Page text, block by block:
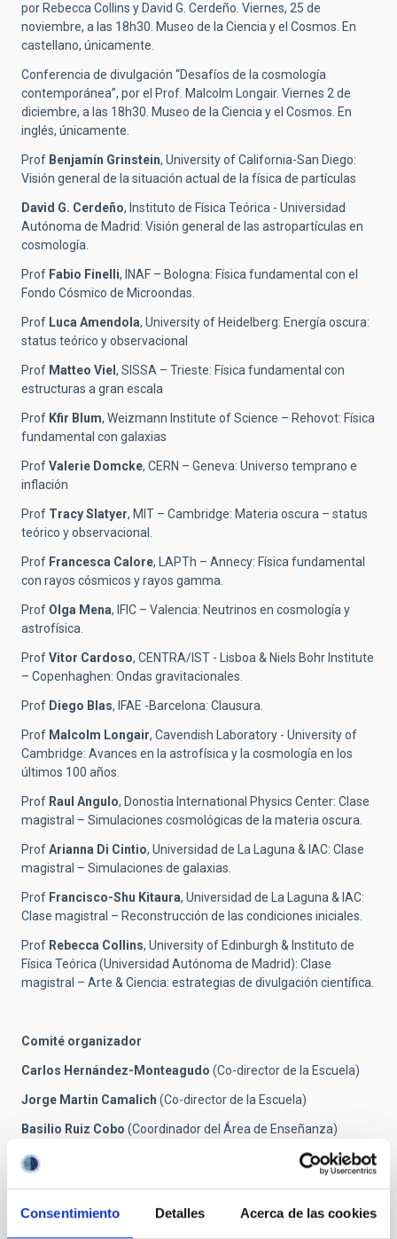
Consentimiento Detalles Acerca de las cookies
por Rebecca Collins y David G. Cerdeño. Viernes, 25 de
noviembre, a las 18h30. Museo de la Ciencia y el Cosmos. En
castellano, únicamente.
Conferencia de divulgación “Desafíos de la cosmología
contemporánea”, por el Prof. Malcolm Longair. Viernes 2 de
diciembre, a las 18h30. Museo de la Ciencia y el Cosmos. En
inglés, únicamente.
Prof Benjamín Grinstein, University of California-San Diego:
Visión general de la situación actual de la física de partículas
David G. Cerdeño, Instituto de Física Teórica - Universidad
Autónoma de Madrid: Visión general de las astropartículas en
cosmología.
Prof Fabio Finelli, INAF – Bologna: Física fundamental con el
Fondo Cósmico de Microondas.
Prof Luca Amendola, University of Heidelberg: Energía oscura:
status teórico y observacional
Prof Matteo Viel , SISSA – Trieste: Física fundamental con
estructuras a gran escala
Prof Kfir Blum, Weizmann Institute of Science – Rehovot: Física
fundamental con galaxias
ProfValerie Domcke, CERN – Geneva: Universo temprano e
inflación
Prof Tracy Slatyer, MIT – Cambridge: Materia oscura – status
teórico y observacional.
Prof Francesca Calore, LAPTh – Annecy: Física fundamental
con rayos cósmicos y rayos gamma.
Prof Olga Mena, IFIC – Valencia: Neutrinos en cosmología y
astrofísica.
ProfVitor Cardoso, CENTRA/IST - Lisboa & Niels Bohr Institute
– Copenhaghen: Ondas gravitacionales.
Prof Diego Blas, IFAE -Barcelona: Clausura.
Prof Malcolm Longair, Cavendish Laboratory - University of
Cambridge: Avances en la astrofísica y la cosmología en los
últimos 100 años.
Prof Raul Angulo, Donostia International Physics Center: Clase
magistral – Simulaciones cosmológicas de la materia oscura.
ProfArianna Di Cintio, Universidad de La Laguna & IAC: Clase
magistral – Simulaciones de galaxias.
Prof Francisco-Shu Kitaura, Universidad de La Laguna & IAC:
Clase magistral – Reconstrucción de las condiciones iniciales.
Prof Rebecca Collins, University of Edinburgh & Instituto de
Física Teórica (Universidad Autónoma de Madrid): Clase
magistral – Arte & Ciencia: estrategias de divulgación científica.
Comité organizador
Carlos Hernández-Monteagudo (Co-director de la Escuela)
Jorge Martin Camalich (Co-director de la Escuela)
Basilio Ruiz Cobo (Coordinador del Área de Enseñanza)
Rafael Rebolo
Contacto de prensa